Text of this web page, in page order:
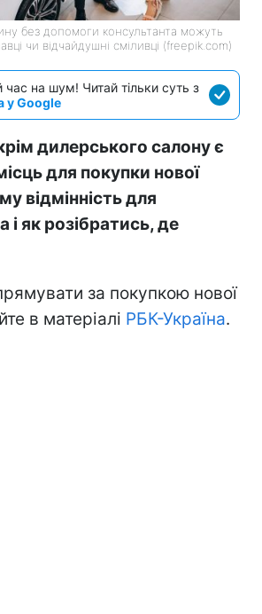
без допомоги консультанта можуть
чи відчайдушні сміливці (freepik.com)
час на шум! Читай тільки суть з
у Google
дилерського салону є
для покупки нової
відмінність для
і як розібратись, де
за покупкою нової
в матеріалі РБК-Україна.